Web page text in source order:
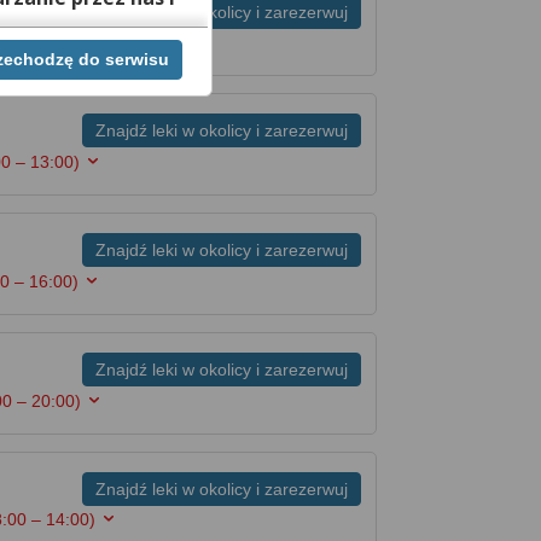
Znajdź leki w okolicy i zarezerwuj
– 13:00)
Znajdź leki w okolicy i zarezerwuj
– 13:00)
Znajdź leki w okolicy i zarezerwuj
– 16:00)
Znajdź leki w okolicy i zarezerwuj
– 20:00)
Znajdź leki w okolicy i zarezerwuj
– 14:00)
chwili cofnąć,
Jeżeli chcesz
tego dokonać
do serwisu